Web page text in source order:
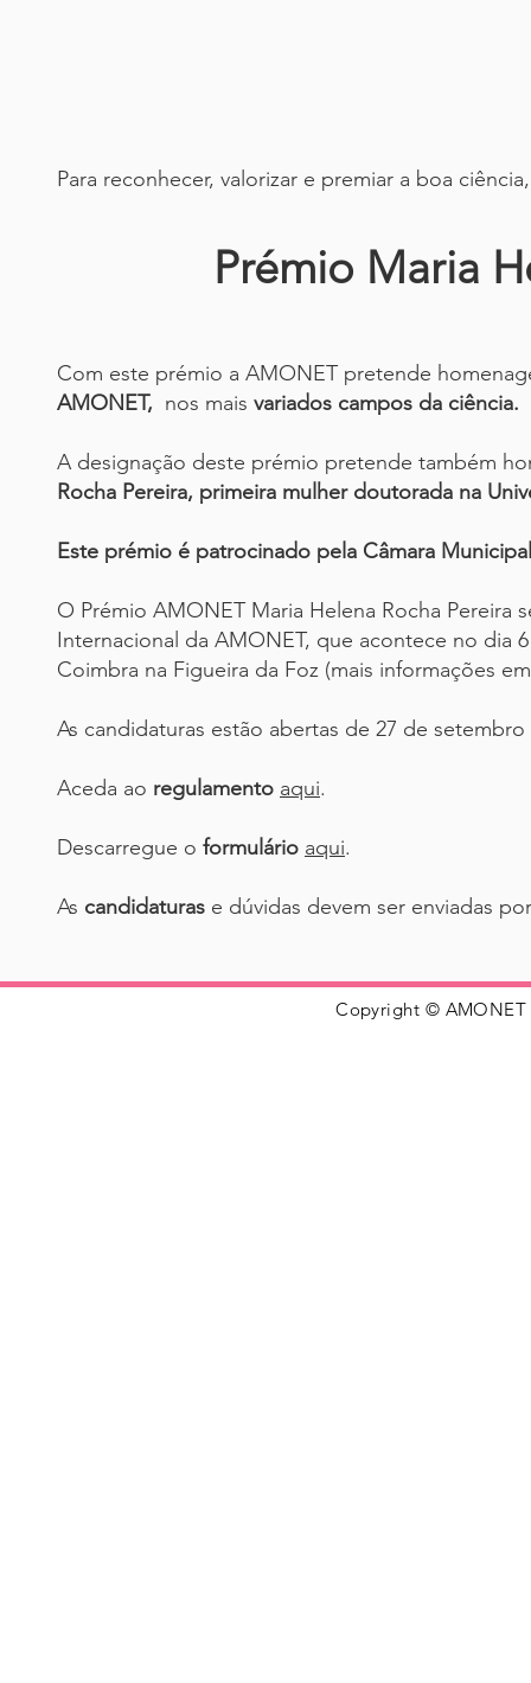
Para reconhecer, valorizar e premiar a boa
Prémio Maria
Com este prémio a AMONET pretende
AMONET, nos mais variados campos da ciência.
A designação deste prémio pretende também
Rocha Pereira, primeira mulher doutorada na
Este prémio é patrocinado pela Câmara
O Prémio AMONET Maria Helena Rocha
Internacional da AMONET, que acontece no dia
Coimbra na Figueira da Foz (mais informações
As candidaturas estão abertas de 27 de
Aceda ao regulamento aqui.
Descarregue o formulário aqui.
As candidaturas e dúvidas devem ser enviadas
Copyright © AMONET